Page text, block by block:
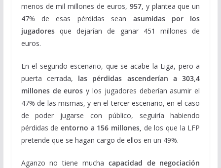
menos de mil millones de euros, 957, y plantea que un
47% de esas pérdidas sean asumidas por los
jugadoresque dejarían de ganar 451 millones de
euros.
En el segundo escenario, que se acabe la Liga, pero a
puerta cerrada, las pérdidas ascenderían a 303,4
millones de euros y los jugadores deberían asumir el
47% de las mismas, y en el tercer escenario, en el caso
de poder jugarse con público, seguiría habiendo
pérdidas deentorno a 156 millones, de los que la LFP
pretende que se hagan cargo de ellos en un 49%.
Aganzo no tiene mucha capacidad de negociación